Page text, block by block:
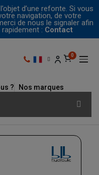
d’une refonte. Si vous
navigation, de votre
de nous le signaler afin
: Contact
? Nos marques